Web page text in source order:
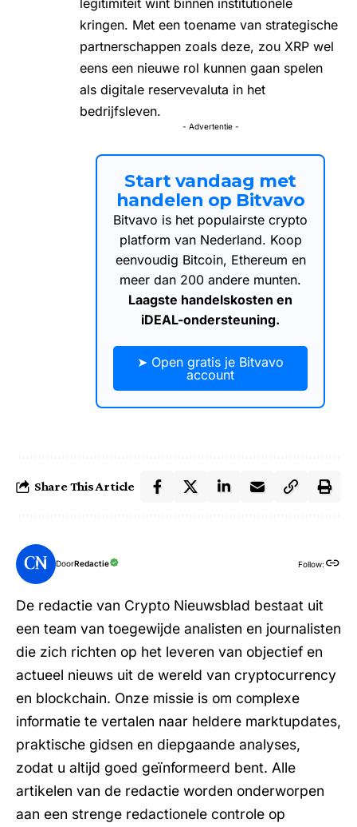
kringen. Met een toename van strategische
partnerschappen zoals deze, zou XRP wel
eens een nieuwe rol kunnen gaan spelen
als digitale reservevaluta in het
bedrijfsleven.
- Advertentie -
Start vandaag met
handelen op Bitvavo
Bitvavo is het populairste crypto
platform van Nederland. Koop
eenvoudig Bitcoin, Ethereum en
meer dan 200 andere munten.
Laagste handelskosten en
iDEAL-ondersteuning.
➤ Open gratis je Bitvavo
account
Share This Article
DoorRedactie Follow:
De redactie van Crypto Nieuwsblad bestaat uit
een team van toegewijde analisten en journalisten
die zich richten op het leveren van objectief en
actueel nieuws uit de wereld van cryptocurrency
en blockchain. Onze missie is om complexe
informatie te vertalen naar heldere marktupdates,
praktische gidsen en diepgaande analyses,
zodat u altijd goed geïnformeerd bent. Alle
artikelen van de redactie worden onderworpen
aan een strenge redactionele controle op